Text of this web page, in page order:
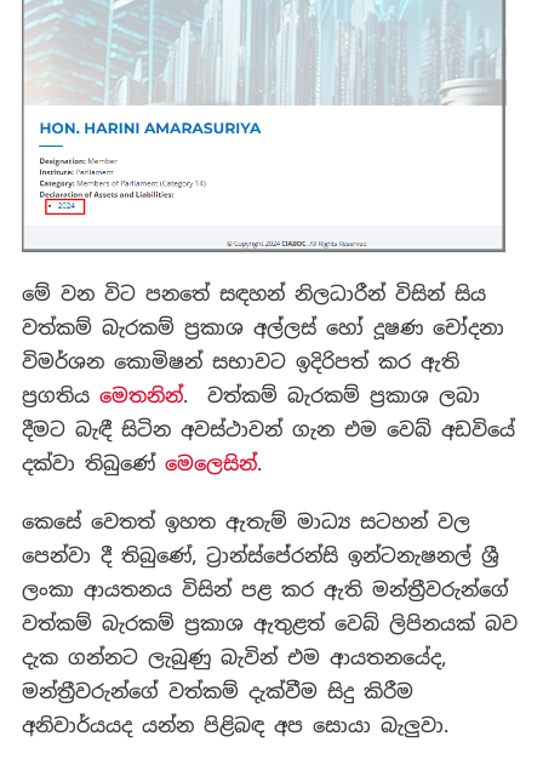
මේ වන විට පනතේ සඳහන් නිලධාරීන් විසින් සිය
වත්කම් බැරකම් ප්‍රකාශ අල්ලස් හෝ දූෂණ චෝදනා
විමර්ශන කොමිෂන් සභාවට ඉදිරිපත් කර ඇති
ප්‍රගතිය මෙතනින්. වත්කම් බැරකම් ප්‍රකාශ ලබා
දීමට බැඳී සිටින අවස්ථාවන් ගැන එම වෙබ් අඩවියේ
දක්වා තිබුණේ මෙලෙසින්.
කෙසේ වෙතත් ඉහත ඇතැම් මාධ්‍ය සටහන් වල
පෙන්වා දී තිබුණේ, ට්‍රාන්ස්පේරන්සි ඉන්ටනැෂනල් ශ්‍රී
ලංකා ආයතනය විසින් පළ කර ඇති මන්ත්‍රීවරුන්ගේ
වත්කම් බැරකම් ප්‍රකාශ ඇතුළත් වෙබ් ලිපිනයක් බව
දැක ගන්නට ලැබුණු බැවින් එම ආයතනයේද,
මන්ත්‍රීවරුන්ගේ වත්කම් දැක්වීම සිදු කිරීම
අනිවාර්යයද යන්න පිළිබඳ අප සොයා බැලුවා.